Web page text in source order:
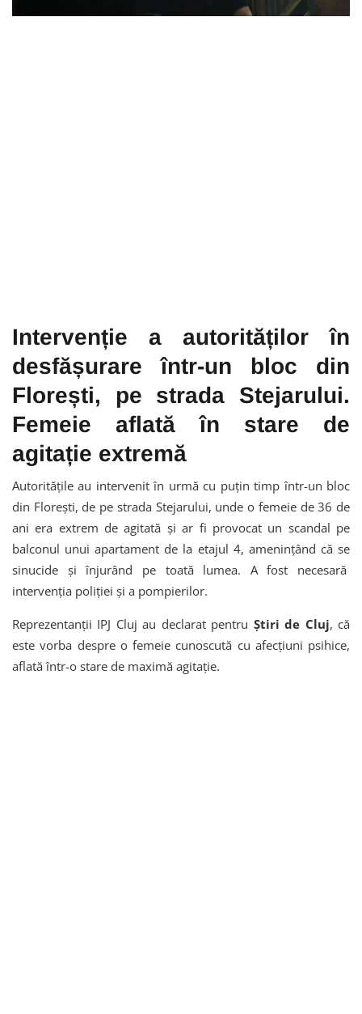
Intervenție a autorităților în
desfășurare într-un bloc din
Florești, pe strada Stejarului.
Femeie aflată în stare de
agitație extremă
Autoritățile au intervenit în urmă cu puțin timp într-un bloc
din Florești, de pe strada Stejarului, unde o femeie de 36 de
ani era extrem de agitată și ar fi provocat un scandal pe
balconul unui apartament de la etajul 4, amenințând că se
sinucide și înjurând pe toată lumea. A fost necesară
intervenția poliției și a pompierilor.
Reprezentanții IPJ Cluj au declarat pentru Știri de Cluj, că
este vorba despre o femeie cunoscută cu afecțiuni psihice,
aflată într-o stare de maximă agitație.